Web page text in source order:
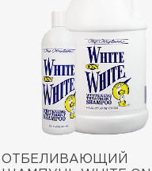
ОТБЕЛИВАЮЩИЙ